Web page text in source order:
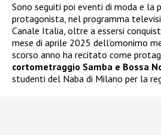
Sono seguiti poi eventi di moda e la
protagonista, nel programma
Canale Italia, oltre a essersi
mese di aprile 2025 dell’omonimo
scorso anno ha recitato come
cortometraggio Samba e Bossa
studenti del Naba di Milano per la